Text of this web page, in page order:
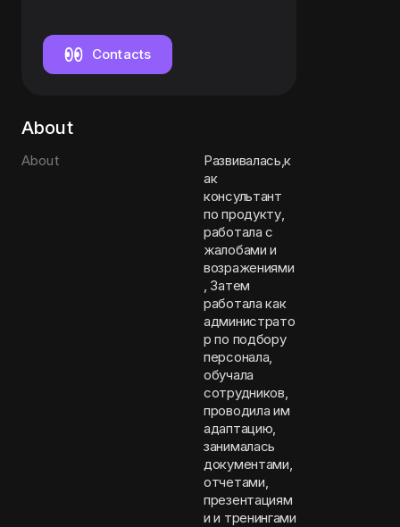
Contacts
About
About
Развивалась,к
ак
консультант
по продукту,
работала с
жалобами и
возражениями
, Затем
работала как
администрато
р по подбору
персонала,
обучала
сотрудников,
проводила им
адаптацию,
занималась
документами,
отчетами,
презентациям
и и тренингами